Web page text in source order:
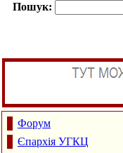
Пошук:
Форум
Єпархія УГКЦ